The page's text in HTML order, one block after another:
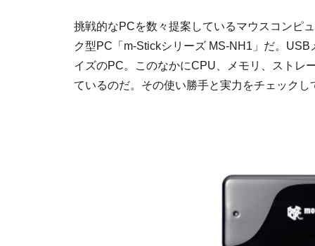
挑戦的なPCを数々提案しているマウスコンピ
ク型PC「m-Stickシリーズ MS-NH1」だ。
イズのPC。このなかにCPU、メモリ、ストレ
ているのだ。その使い勝手と実力をチェックし